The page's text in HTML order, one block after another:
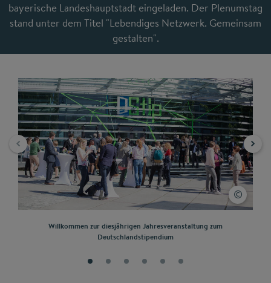
bayerische Landeshauptstadt eingeladen. Der Plenumstag
stand unter dem Titel "Lebendiges Netzwerk. Gemeinsam
gestalten".
Willkommen zur diesjährigen Jahresveranstaltung zum
Deutschlandstipendium